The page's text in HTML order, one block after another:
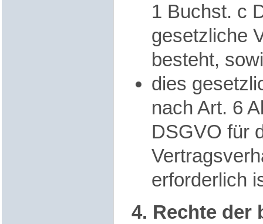
1 Buchst. c
gesetzliche
besteht,
dies
nach Art. 6
DSGVO für
erforderlich
4. Rechte der